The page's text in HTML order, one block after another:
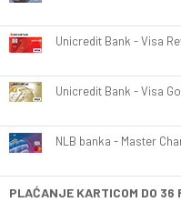
Unicredit Bank - Visa
Unicredit Bank - Visa
NLB banka - Master
PLAĆANJE KARTICOM DO 36